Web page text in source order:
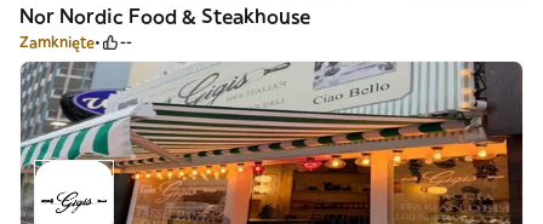
Nor Nordic Food & Steakhouse
Zamknięte --